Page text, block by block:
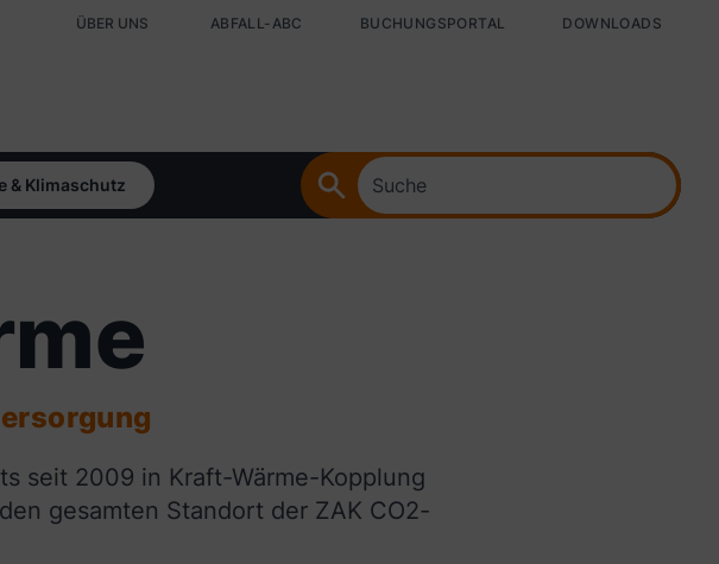
ÜBER UNS ABFALL-ABC BUCHUNGSPORTAL DOWNLOADS
& Klimaschutz
Suche
seit 2009 in Kraft-Wärme-Kopplung
gesamten Standort der ZAK CO2-